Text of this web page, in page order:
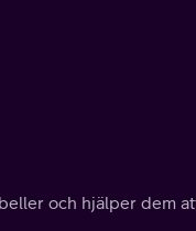
och hjälper dem